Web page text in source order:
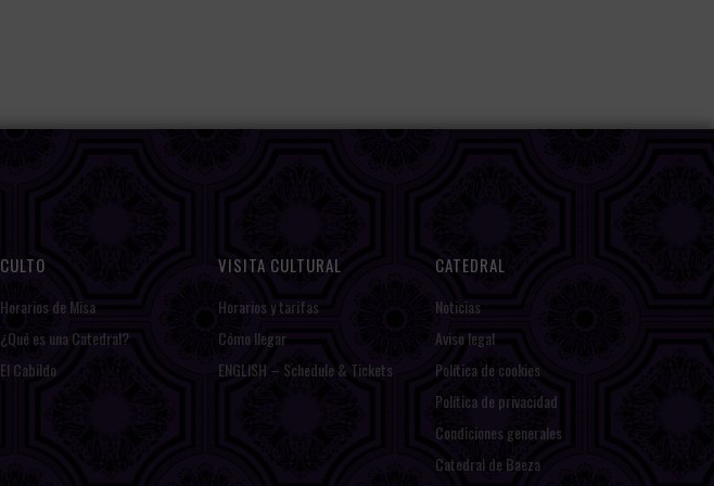
CULTO
Horarios de Misa
¿Qué es una Catedral?
El Cabildo
VISITA CULTURAL
Horarios y tarifas
Cómo llegar
ENGLISH – Schedule & Tickets
CATEDRAL
Noticias
Aviso legal
Política de cookies
Política de privacidad
Condiciones generales
Catedral de Baeza